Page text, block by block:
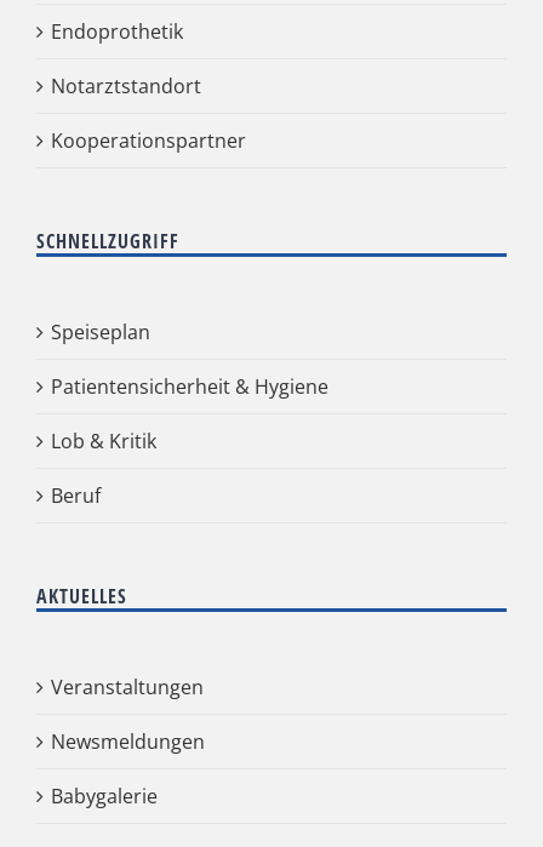
Endoprothetik
Notarztstandort
Kooperationspartner
SCHNELLZUGRIFF
Speiseplan
Patientensicherheit & Hygiene
Lob & Kritik
Beruf
AKTUELLES
Veranstaltungen
Newsmeldungen
Babygalerie